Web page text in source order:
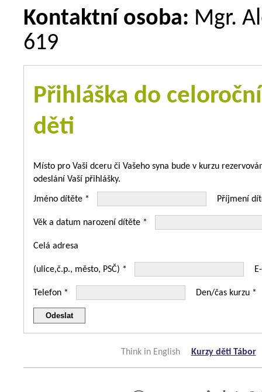
Kontaktní osoba: Mgr.
619
Přihláška do
děti
Místo pro Vaši dceru či Vašeho syna bude v kurzu
odeslání Vaší přihlášky.
Jméno dítěte * Příjmení
Věk a datum narození dítěte *
Celá adresa
(ulice,č.p., město, PSČ) *
Telefon * Den/čas kurzu *
Think in English Kurzy děti Tábor